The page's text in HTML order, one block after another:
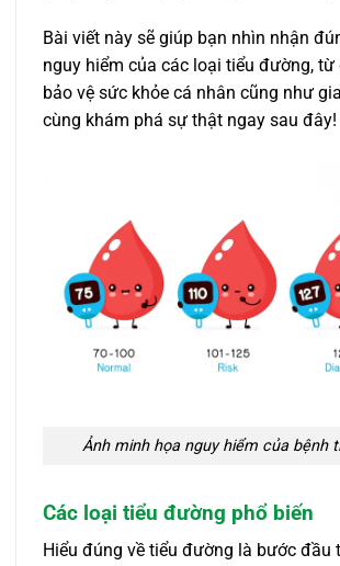
Bài viết này sẽ giúp bạn nhìn nhận
nguy hiểm của các loại tiểu đường,
bảo vệ sức khỏe cá nhân cũng như
cùng khám phá sự thật ngay sau đây!
Ảnh minh họa nguy hiểm của bệnh
Các loại tiểu đường phổ biến
Hiểu đúng về tiểu đường là bước đầu